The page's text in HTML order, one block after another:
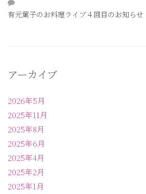
有元葉子のお料理ライブ４回目のお知らせ
アーカイブ
2026年5月
2025年11月
2025年8月
2025年6月
2025年4月
2025年2月
2025年1月